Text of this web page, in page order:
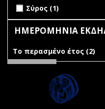
Apply Σύρος filter
Σύρος (1)
ΗΜΕΡΟΜΗΝΙΑ
Το περασμένο έτος (2)